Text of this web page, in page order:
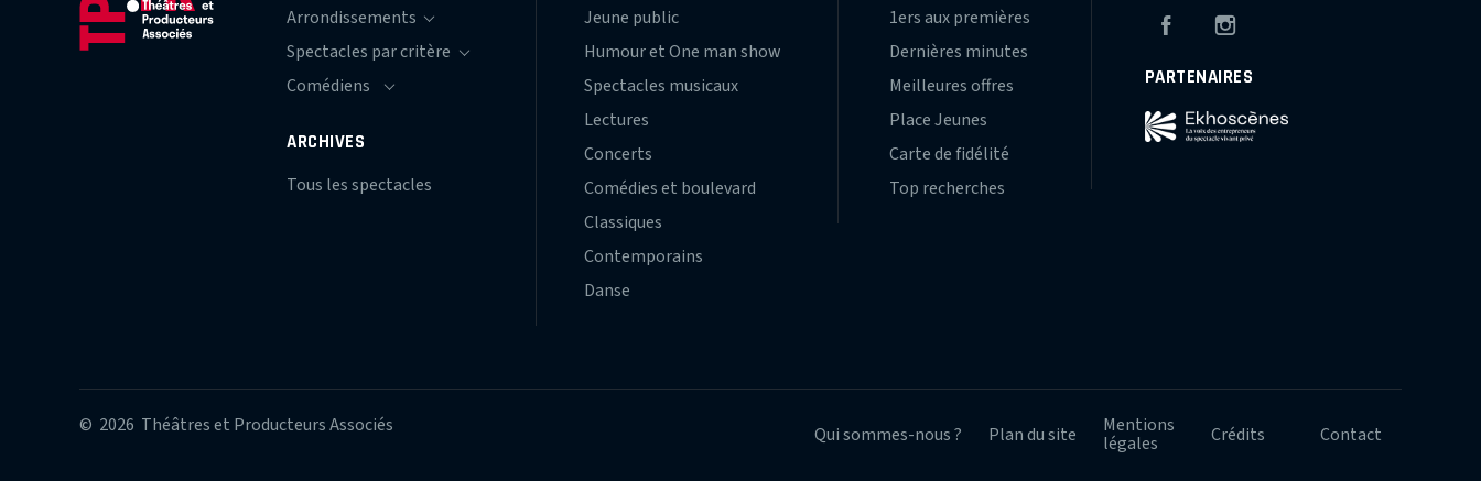
ARCHIVES
Tous les spectacles
Jeune public
Humour et One man show
Spectacles musicaux
Lectures
Concerts
Comédies et boulevard
Classiques
Contemporains
Danse
1ers aux premières
Dernières minutes
Meilleures offres
Place Jeunes
Carte de fidélité
Top recherches
Facebook
PARTENAIRES
© 2026 Théâtres et Producteurs Associés Qui sommes-nous ? Plan du site Mentions
légales Crédits Contact